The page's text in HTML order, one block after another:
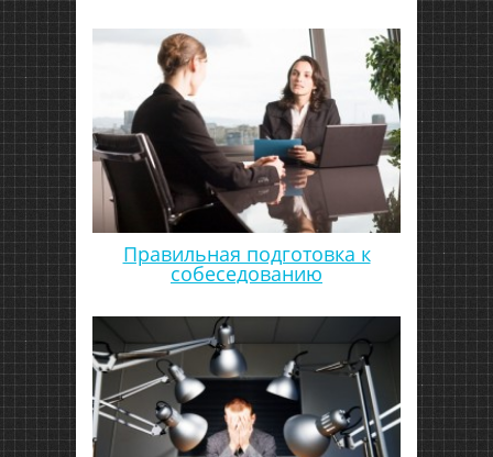
Правильная подготовка к
собеседованию